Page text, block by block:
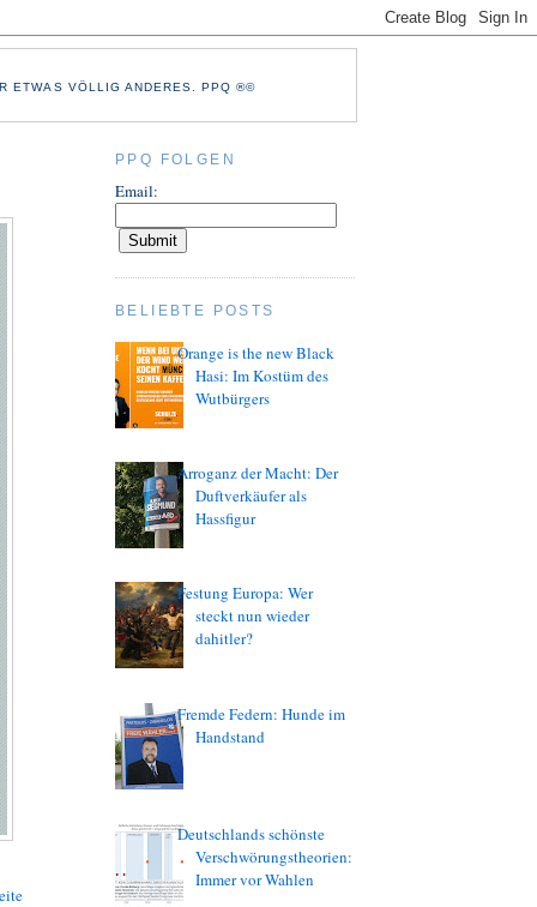
ETWAS VÖLLIG ANDERES. PPQ ®©
PPQ FOLGEN
Email:
BELIEBTE POSTS
Orange is the new Black
Hasi: Im Kostüm des
Wutbürgers
Arroganz der Macht: Der
Duftverkäufer als
Hassfigur
Festung Europa: Wer
steckt nun wieder
dahitler?
Fremde Federn: Hunde im
Handstand
Deutschlands schönste
Verschwörungstheorien:
Immer vor Wahlen